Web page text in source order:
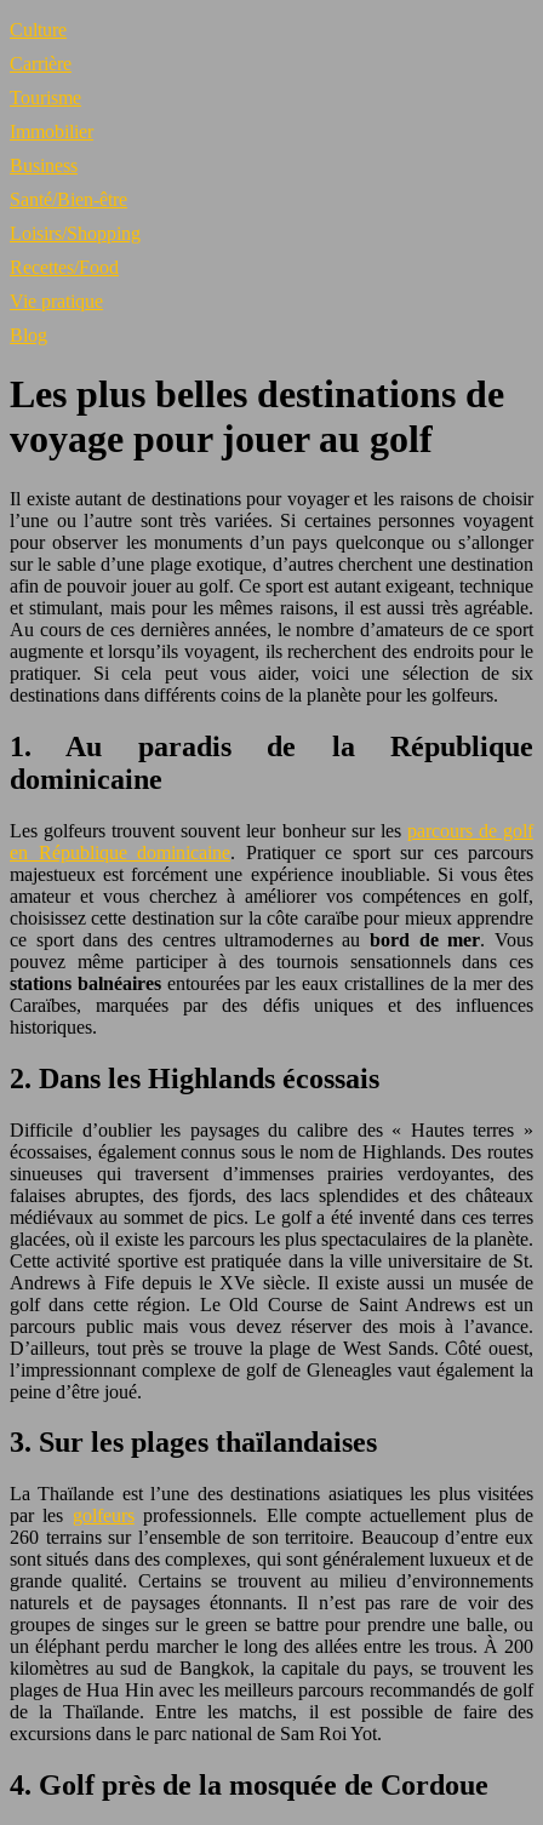
Culture
Carrière
Tourisme
Immobilier
Business
Santé/Bien-être
Loisirs/Shopping
Recettes/Food
Vie pratique
Blog
Les plus belles destinations de
voyage pour jouer au golf
Il existe autant de destinations pour voyager et les raisons de choisir
l’une ou l’autre sont très variées. Si certaines personnes voyagent
pour observer les monuments d’un pays quelconque ou s’allonger
sur le sable d’une plage exotique, d’autres cherchent une destination
afin de pouvoir jouer au golf. Ce sport est autant exigeant, technique
et stimulant, mais pour les mêmes raisons, il est aussi très agréable.
Au cours de ces dernières années, le nombre d’amateurs de ce sport
augmente et lorsqu’ils voyagent, ils recherchent des endroits pour le
pratiquer. Si cela peut vous aider, voici une sélection de six
destinations dans différents coins de la planète pour les golfeurs.
1. Au paradis de la République
dominicaine
Les golfeurs trouvent souvent leur bonheur sur les parcours de golf
en République dominicaine. Pratiquer ce sport sur ces parcours
majestueux est forcément une expérience inoubliable. Si vous êtes
amateur et vous cherchez à améliorer vos compétences en golf,
choisissez cette destination sur la côte caraïbe pour mieux apprendre
ce sport dans des centres ultramodernes au bord de mer. Vous
pouvez même participer à des tournois sensationnels dans ces
stations balnéairesentourées par les eaux cristallines de la mer des
Caraïbes, marquées par des défis uniques et des influences
historiques.
2. Dans les Highlands écossais
Difficile d’oublier les paysages du calibre des « Hautes terres »
écossaises, également connus sous le nom de Highlands. Des routes
sinueuses qui traversent d’immenses prairies verdoyantes, des
falaises abruptes, des fjords, des lacs splendides et des châteaux
médiévaux au sommet de pics. Le golf a été inventé dans ces terres
glacées, où il existe les parcours les plus spectaculaires de la planète.
Cette activité sportive est pratiquée dans la ville universitaire de St.
Andrews à Fife depuis le XVe siècle. Il existe aussi un musée de
golf dans cette région. Le Old Course de Saint Andrews est un
parcours public mais vous devez réserver des mois à l’avance.
D’ailleurs, tout près se trouve la plage de West Sands. Côté ouest,
l’impressionnant complexe de golf de Gleneagles vaut également la
peine d’être joué.
3. Sur les plages thaïlandaises
La Thaïlande est l’une des destinations asiatiques les plus visitées
par les golfeursprofessionnels. Elle compte actuellement plus de
260 terrains sur l’ensemble de son territoire. Beaucoup d’entre eux
sont situés dans des complexes, qui sont généralement luxueux et de
grande qualité. Certains se trouvent au milieu d’environnements
naturels et de paysages étonnants. Il n’est pas rare de voir des
groupes de singes sur le green se battre pour prendre une balle, ou
un éléphant perdu marcher le long des allées entre les trous. À 200
kilomètres au sud de Bangkok, la capitale du pays, se trouvent les
plages de Hua Hin avec les meilleurs parcours recommandés de golf
de la Thaïlande. Entre les matchs, il est possible de faire des
excursions dans le parc national de Sam Roi Yot.
4. Golf près de la mosquée de Cordoue